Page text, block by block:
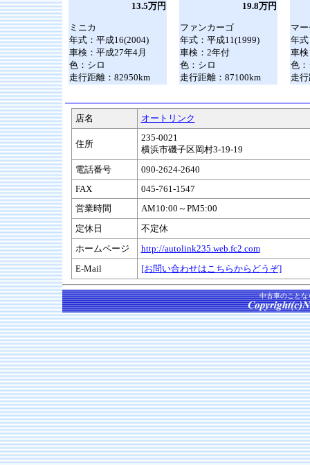
13.5万円
ミニカ
年式：平成16(2004)
車検：平成27年4月
色：シロ
走行距離：82950km
19.8万円
ファンカーゴ
年式：平成11(1999)
車検：2年付
色：シロ
走行距離：87100km
マ
年
車
色
走
店名 オートリンク
住所
235-0021
横浜市磯子区岡村3-19-19
電話番号
090-2624-2640
FAX
045-761-1547
営業時間
AM10:00～PM5:00
定休日
不定休
ホームページ
http://autolink235.web.fc2.com
E-Mail
[お問い合わせはこちらからどうぞ]
中古車のことな